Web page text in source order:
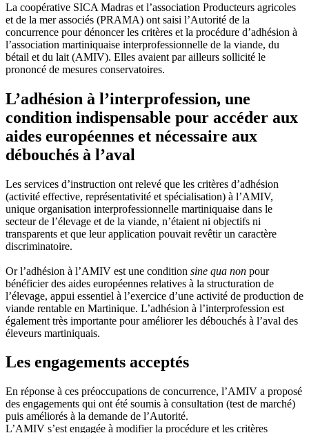
La coopérative SICA Madras et l’association Producteurs agricoles
et de la mer associés (PRAMA) ont saisi l’Autorité de la
concurrence pour dénoncer les critères et la procédure d’adhésion à
l’association martiniquaise interprofessionnelle de la viande, du
bétail et du lait (AMIV). Elles avaient par ailleurs sollicité le
prononcé de mesures conservatoires.
L’adhésion à l’interprofession, une
condition indispensable pour accéder aux
aides européennes et nécessaire aux
débouchés à l’aval
Les services d’instruction ont relevé que les critères d’adhésion
(activité effective, représentativité et spécialisation) à l’AMIV,
unique organisation interprofessionnelle martiniquaise dans le
secteur de l’élevage et de la viande, n’étaient ni objectifs ni
transparents et que leur application pouvait revêtir un caractère
discriminatoire.
Or l’adhésion à l’AMIV est une condition sine qua non pour
bénéficier des aides européennes relatives à la structuration de
l’élevage, appui essentiel à l’exercice d’une activité de production de
viande rentable en Martinique. L’adhésion à l’interprofession est
également très importante pour améliorer les débouchés à l’aval des
éleveurs martiniquais.
Les engagements acceptés
En réponse à ces préoccupations de concurrence, l’AMIV a proposé
des engagements qui ont été soumis à consultation (test de marché)
puis améliorés à la demande de l’Autorité.
L’AMIV s’est engagée à modifier la procédure et les critères